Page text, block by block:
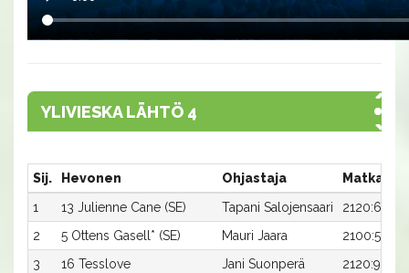
YLIVIESKA LÄHTÖ 4
Sij. Hevonen Ohjastaja
1
13 Julienne Cane (SE) Tapani Salojensaari
2120:6
2
5 Ottens Gasell* (SE) Mauri Jaara
2100:5
3
16 Tesslove Jani Suonperä
2120:9